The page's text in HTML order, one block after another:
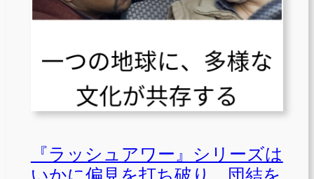
『ラッシュアワー』シリーズは
いかに偏見を打ち破り、団結を